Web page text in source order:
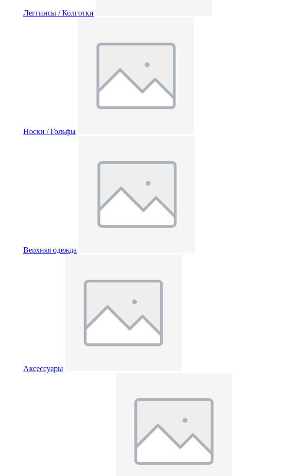
Леггинсы / Колготки
Носки / Гольфы
Верхняя одежда
Аксессуары